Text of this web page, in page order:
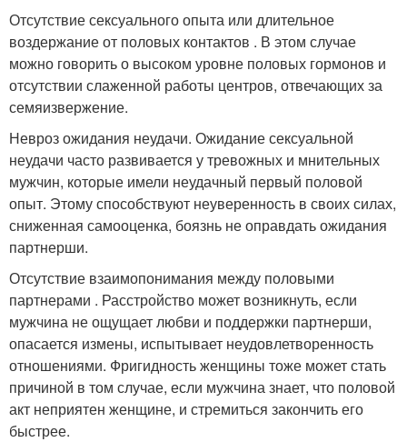
Отсутствие сексуального опыта или длительное
воздержание от половых контактов . В этом случае
можно говорить о высоком уровне половых гормонов и
отсутствии слаженной работы центров, отвечающих за
семяизвержение.
Невроз ожидания неудачи. Ожидание сексуальной
неудачи часто развивается у тревожных и мнительных
мужчин, которые имели неудачный первый половой
опыт. Этому способствуют неуверенность в своих силах,
сниженная самооценка, боязнь не оправдать ожидания
партнерши.
Отсутствие взаимопонимания между половыми
партнерами . Расстройство может возникнуть, если
мужчина не ощущает любви и поддержки партнерши,
опасается измены, испытывает неудовлетворенность
отношениями. Фригидность женщины тоже может стать
причиной в том случае, если мужчина знает, что половой
акт неприятен женщине, и стремиться закончить его
быстрее.